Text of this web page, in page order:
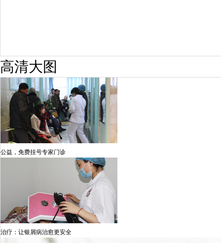
高清大图
公益，免费挂号专家门诊
治疗：让银屑病治愈更安全